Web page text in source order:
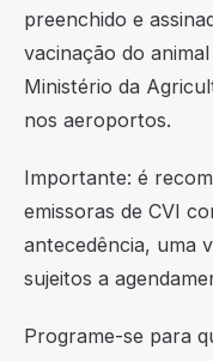
preenchido e
vacinação do
Ministério da
nos aeroportos.
Importante: é
emissoras de CVI
antecedência, uma
sujeitos a
Programe-se para